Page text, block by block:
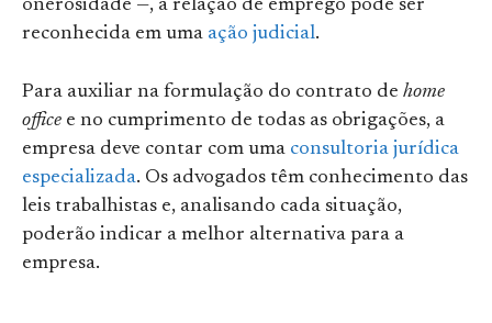
onerosidade —, a relação de emprego pode ser
reconhecida em uma ação judicial.
Para auxiliar na formulação do contrato de home
office e no cumprimento de todas as obrigações, a
empresa deve contar com uma consultoria jurídica
especializada. Os advogados têm conhecimento das
leis trabalhistas e, analisando cada situação,
poderão indicar a melhor alternativa para a
empresa.